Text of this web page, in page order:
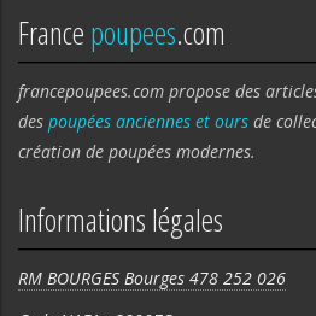
Francepoupees.com
francepoupees.com propose des
des poupées anciennes et ours de
création de poupées modernes.
Informations légales
RM BOURGES Bourges 478 252 026